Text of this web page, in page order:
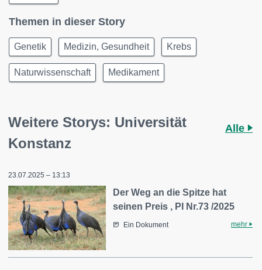
Themen in dieser Story
Genetik Medizin, Gesundheit Krebs
Naturwissenschaft Medikament
Weitere Storys: Universität
Konstanz
Alle
23.07.2025 – 13:13
Der Weg an die Spitze hat
seinen Preis , PI Nr.73 /2025
Ein Dokument mehr